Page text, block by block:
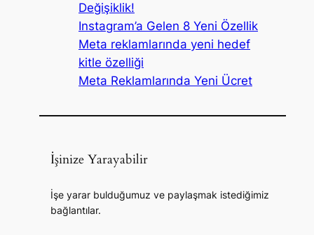
Değişiklik!
Instagram’a Gelen 8 Yeni Özellik
Meta reklamlarında yeni hedef
kitle özelliği
Meta Reklamlarında Yeni Ücret
İşinize Yarayabilir
İşe yarar bulduğumuz ve paylaşmak istediğimiz
bağlantılar.